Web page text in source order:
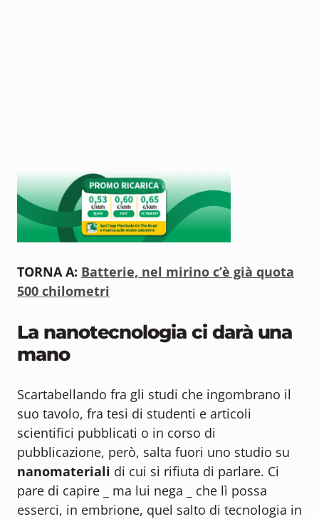
TORNA A: Batterie, nel mirino c’è già quota
500 chilometri
La nanotecnologia ci darà una
mano
Scartabellando fra gli studi che ingombrano il
suo tavolo, fra tesi di studenti e articoli
scientifici pubblicati o in corso di
pubblicazione, però, salta fuori uno studio su
nanomateriali di cui si rifiuta di parlare. Ci
pare di capire _ ma lui nega _ che lì possa
esserci, in embrione, quel salto di tecnologia in